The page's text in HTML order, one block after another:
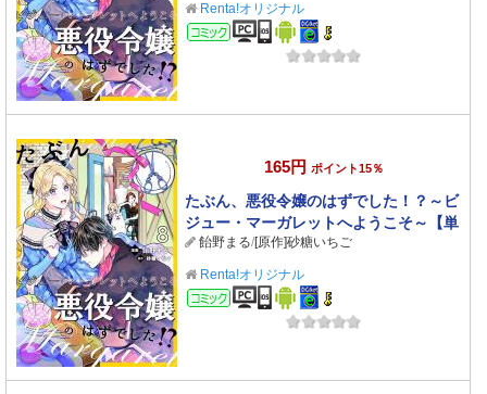
Renta!オリジナル
コミック
165円 ポイント15％
たぶん、悪役令嬢のはずでした！？～ビ
ジュー・マーガレットへようこそ～【単
話】 8
飴野まる/[原作]砂糖いちご
Renta!オリジナル
コミック